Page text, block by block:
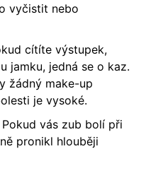
vyčistit nebo
cítíte výstupek,
jamku, jedná se o kaz.
žádný make-up
je vysoké.
Pokud vás zub bolí při
pronikl hlouběji